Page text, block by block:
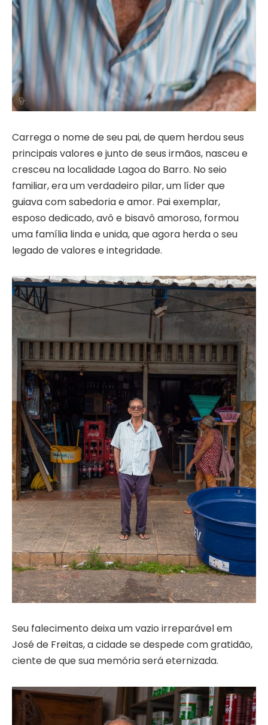
Carrega o nome de seu pai, de quem herdou seus
principais valores e junto de seus irmãos, nasceu e
cresceu na localidade Lagoa do Barro. No seio
familiar, era um verdadeiro pilar, um líder que
guiava com sabedoria e amor. Pai exemplar,
esposo dedicado, avô e bisavô amoroso, formou
uma família linda e unida, que agora herda o seu
legado de valores e integridade.
Seu falecimento deixa um vazio irreparável em
José de Freitas, a cidade se despede com gratidão,
ciente de que sua memória será eternizada.